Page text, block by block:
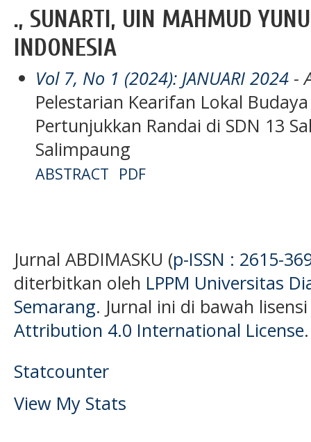
., SUNARTI, UIN MAHMUD
INDONESIA
Vol 7, No 1 (2024): JANUARI 2024 -
Pelestarian Kearifan Lokal
Pertunjukkan Randai di SDN 13
Salimpaung
ABSTRACT PDF
Jurnal ABDIMASKU (p-ISSN : 2615-
diterbitkan oleh LPPM Universitas
Semarang. Jurnal ini di bawah
Attribution 4.0 International License.
Statcounter
View My Stats